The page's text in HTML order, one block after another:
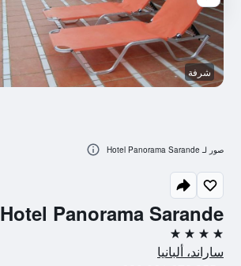
Hotel Panorama Sarande
4 نجوم
ساراند، ألبانيا
شرفة
صور لـ Hotel Panorama Sarande